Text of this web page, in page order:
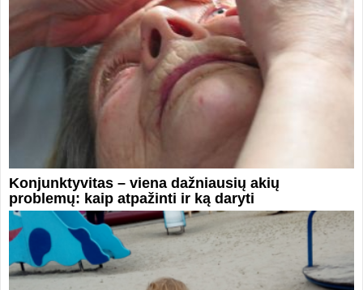
Konjunktyvitas – viena dažniausių akių
problemų: kaip atpažinti ir ką daryti